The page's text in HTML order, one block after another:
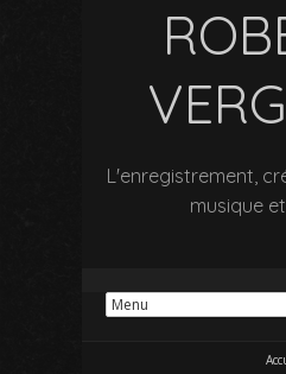
L'enregistrement,
musique